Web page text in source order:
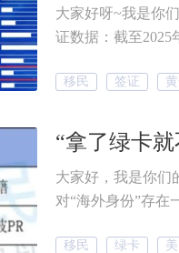
源优越、移民不移
低！ 接下来，小帮就带你看看—— 为什么欧洲，正成为全球移民
大家好呀~我是你们的小帮！ 最近，希腊移
证数据：截至2025
长期稳居第一的
份含金量可高了，
抢购希腊黄金签证？ 而且不仅仅是英美的申请人，全球的富
盯上希腊了！这是
跟小帮来扒一扒吧~
移民 签证
大家好，我是你们的小帮~ 2025年了，小帮发
对“海外身份”存在一些误解—— “拿了
移民 绿卡